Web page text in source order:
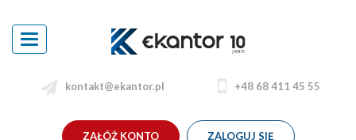
Toggle
navigation
kontakt@ekantor.pl +48 68 411 45 55
ZAŁÓŻ KONTO ZALOGUJ SIĘ